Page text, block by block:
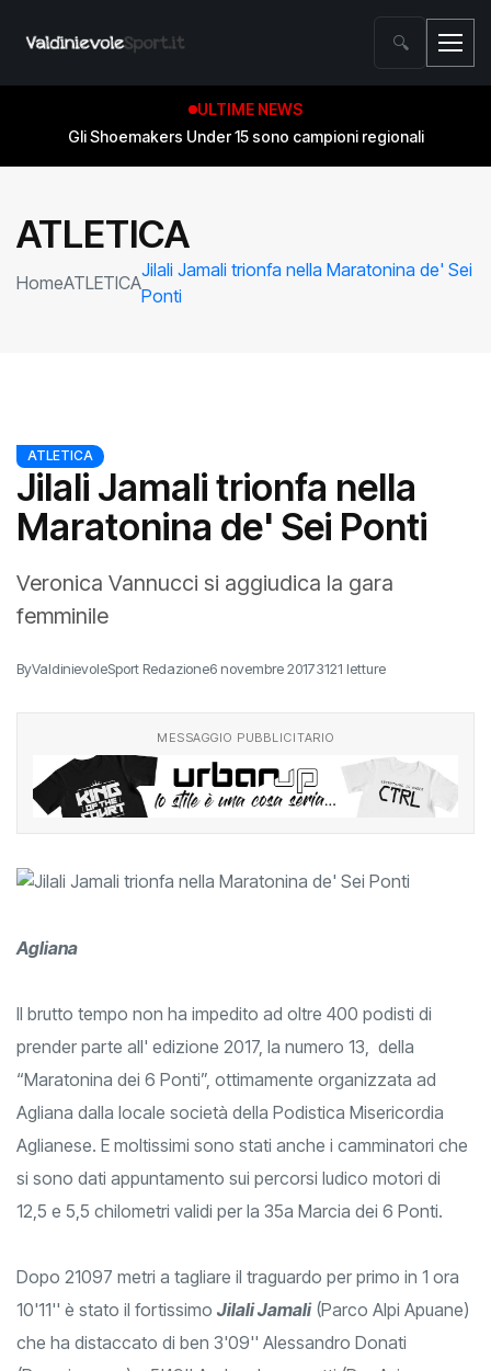
🔍
ULTIME NEWS
Gli Shoemakers Under 15 sono campioni regionali
ATLETICA
HomeATLETICA
Jilali Jamali trionfa nella Maratonina de' Sei
Ponti
ATLETICA
Jilali Jamali trionfa nella
Maratonina de' Sei Ponti
Veronica Vannucci si aggiudica la gara
femminile
ByValdinievoleSport Redazione6 novembre 20173121 letture
MESSAGGIO PUBBLICITARIO
Agliana
Il brutto tempo non ha impedito ad oltre 400 podisti di
prender parte all' edizione 2017, la numero 13, della
“Maratonina dei 6 Ponti”, ottimamente organizzata ad
Agliana dalla locale società della Podistica Misericordia
Aglianese. E moltissimi sono stati anche i camminatori che
si sono dati appuntamento sui percorsi ludico motori di
12,5 e 5,5 chilometri validi per la 35a Marcia dei 6 Ponti.
Dopo 21097 metri a tagliare il traguardo per primo in 1 ora
10'11'' è stato il fortissimo Jilali Jamali(Parco Alpi Apuane)
che ha distaccato di ben 3'09'' Alessandro Donati